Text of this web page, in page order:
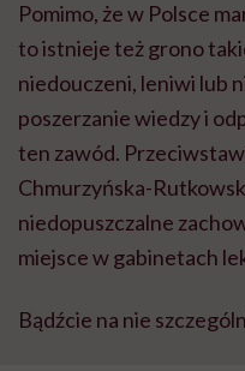
może chyba tylko
głupota i brak
wyobraźni"
Pomimo, że w Polsce
to istnieje też grono
niedouczeni, leniwi lub
poszerzanie wiedzy i
ten zawód.
Chmurzyńska-
niedopuszczalne
miejsce w gabinetach
Bądźcie na nie